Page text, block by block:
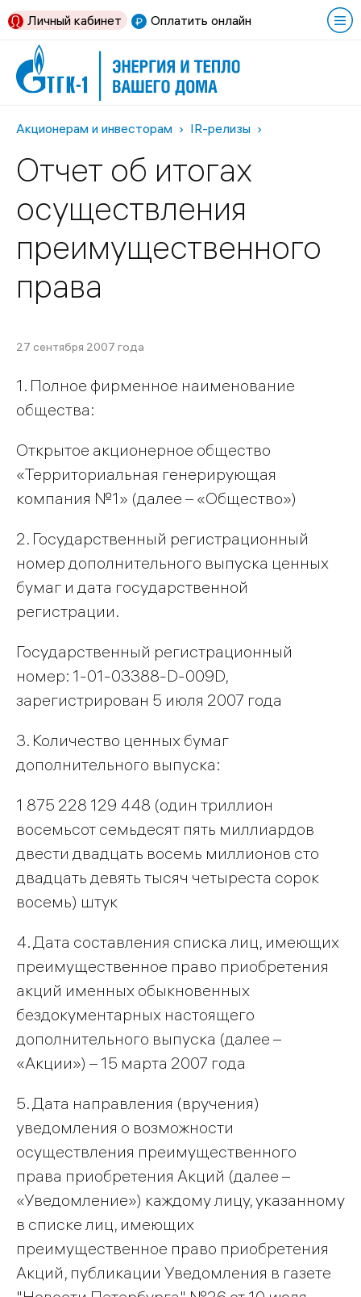
Оплатить онлайн
Личный кабинет
Акционерам и инвесторам IR-релизы
Отчет об итогах
осуществления
преимущественного
права
27 сентября 2007 года
1. Полное фирменное наименование
общества:
Открытое акционерное общество
«Территориальная генерирующая
компания №1» (далее – «Общество»)
2. Государственный регистрационный
номер дополнительного выпуска ценных
бумаг и дата государственной
регистрации.
Государственный регистрационный
номер: 1-01-03388-D-009D,
зарегистрирован 5 июля 2007 года
3. Количество ценных бумаг
дополнительного выпуска:
1 875 228 129 448 (один триллион
восемьсот семьдесят пять миллиардов
двести двадцать восемь миллионов сто
двадцать девять тысяч четыреста сорок
восемь) штук
4. Дата составления списка лиц, имеющих
преимущественное право приобретения
акций именных обыкновенных
бездокументарных настоящего
дополнительного выпуска (далее –
«Акции») – 15 марта 2007 года
5. Дата направления (вручения)
уведомления о возможности
осуществления преимущественного
права приобретения Акций (далее –
«Уведомление») каждому лицу, указанному
в списке лиц, имеющих
преимущественное право приобретения
Акций, публикации Уведомления в газете